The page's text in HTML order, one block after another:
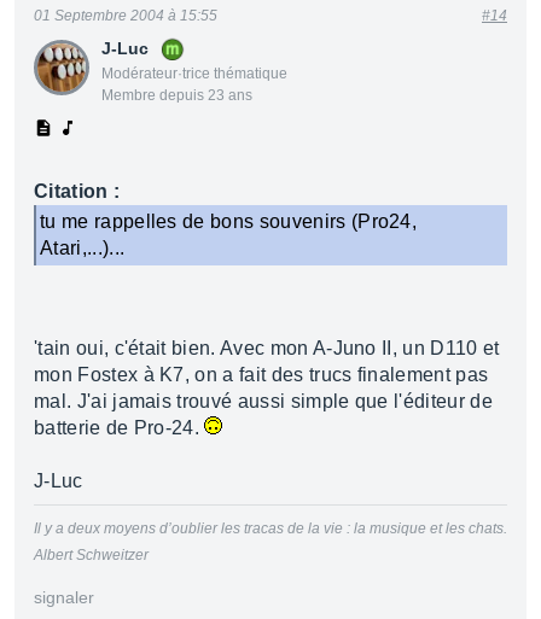
J-Luc
Modérateur·trice thématique
Membre depuis 23 ans
01 Septembre 2004 à 15:55 #14
Citation :
tu me rappelles de bons souvenirs (Pro24,
Atari,...)...
'tain oui, c'était bien. Avec mon A-Juno II, un D110 et
mon Fostex à K7, on a fait des trucs finalement pas
mal. J'ai jamais trouvé aussi simple que l'éditeur de
batterie de Pro-24.
J-Luc
Il y a deux moyens d’oublier les tracas de la vie : la musique et les chats.
Albert Schweitzer
signaler